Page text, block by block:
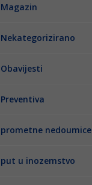
Magazin
Nekategorizirano
Obavijesti
Preventiva
prometne nedoumice
put u inozemstvo